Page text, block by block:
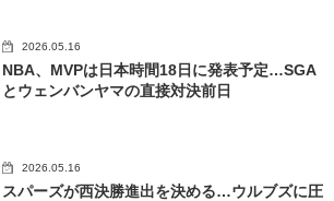
2026.05.16
NBA、MVPは日本時間18日に発表予定…SGA
とウェンバンヤマの直接対決前日
2026.05.16
スパーズが西決勝進出を決める…ウルブズに圧